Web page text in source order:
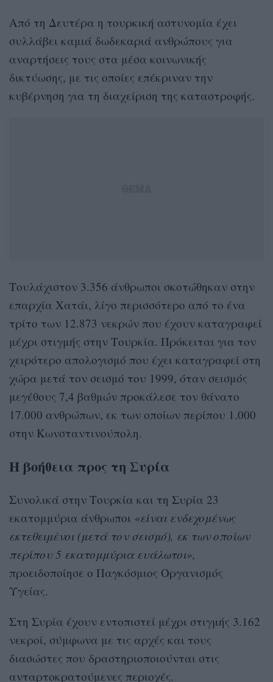
Από τη Δευτέρα η τουρκική αστυνομία έχει
συλλάβει καμιά δωδεκαριά ανθρώπους για
αναρτήσεις τους στα μέσα κοινωνικής
δικτύωσης, με τις οποίες επέκριναν την
κυβέρνηση για τη διαχείριση της καταστροφής.
Τουλάχιστον 3.356 άνθρωποι σκοτώθηκαν στην
επαρχία Χατάι, λίγο περισσότερο από το ένα
τρίτο των 12.873 νεκρών που έχουν καταγραφεί
μέχρι στιγμής στην Τουρκία. Πρόκειται για τον
χειρότερο απολογισμό που έχει καταγραφεί στη
χώρα μετά τον σεισμό του 1999, όταν σεισμός
μεγέθους 7,4 βαθμών προκάλεσε τον θάνατο
17.000 ανθρώπων, εκ των οποίων περίπου 1.000
στην Κωνσταντινούπολη.
Η βοήθεια προς τη Συρία
Συνολικά στην Τουρκία και τη Συρία 23
εκατομμύρια άνθρωποι «είναι ενδεχομένως
εκτεθειμένοι (μετά τον σεισμό), εκ των οποίων
περίπου 5 εκατομμύρια ευάλωτοι»,
προειδοποίησε ο Παγκόσμιος Οργανισμός
Υγείας.
Στη Συρία έχουν εντοπιστεί μέχρι στιγμής 3.162
νεκροί, σύμφωνα με τις αρχές και τους
διασώστες που δραστηριοποιούνται στις
ανταρτοκρατούμενες περιοχές.